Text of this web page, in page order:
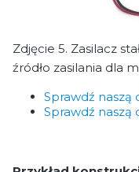
Zdjęcie 5. Zasilacz
źródło zasilania dla
Sprawdź naszą
Sprawdź naszą